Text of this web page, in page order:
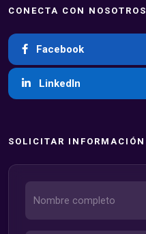
CONECTA CON NOSOTROS
Facebook
LinkedIn
SOLICITAR INFORMACIÓN